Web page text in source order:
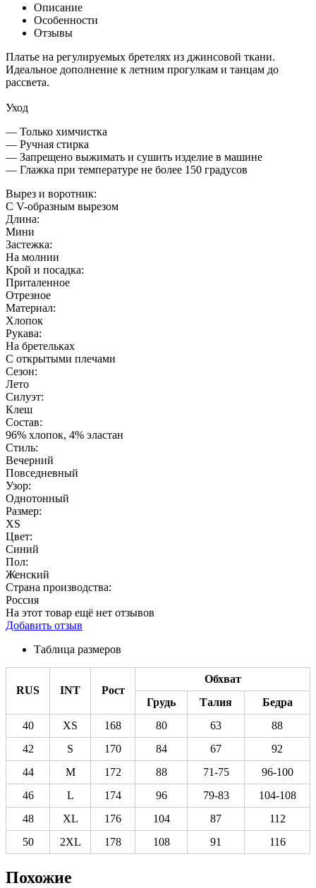
Описание
Особенности
Отзывы
Платье на регулируемых бретелях из джинсовой ткани.
Идеальное дополнение к летним прогулкам и танцам до
рассвета.
Уход
— Только химчистка
— Ручная стирка
— Запрещено выжимать и сушить изделие в машине
— Глажка при температуре не более 150 градусов
Вырез и воротник:
С V-образным вырезом
Длина:
Мини
Застежка:
На молнии
Крой и посадка:
Приталенное
Отрезное
Материал:
Хлопок
Рукава:
На бретельках
С открытыми плечами
Сезон:
Лето
Силуэт:
Клеш
Состав:
96% хлопок, 4% эластан
Стиль:
Вечерний
Повседневный
Узор:
Однотонный
Размер:
XS
Цвет:
Синий
Пол:
Женский
Страна производства:
Россия
На этот товар ещё нет отзывов
Добавить отзыв
Таблица размеров
RUS INT Рост
Обхват
Грудь
Талия
Бедра
40
XS 168 80 63
88
42
S 170 84 67
92
44
M 172 88 71-75
96-100
46
L 174 96 79-83
104-108
48
XL 176 104 87
112
50
2XL 178 108 91 116
Похожие